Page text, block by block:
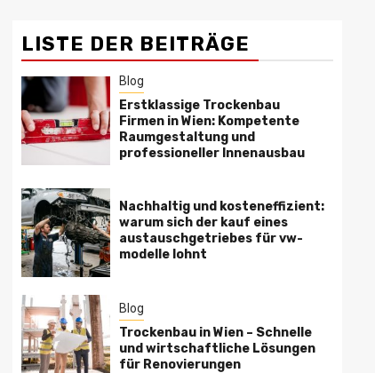
LISTE DER BEITRÄGE
Blog
Erstklassige Trockenbau
Firmen in Wien: Kompetente
Raumgestaltung und
professioneller Innenausbau
Nachhaltig und kosteneffizient:
warum sich der kauf eines
austauschgetriebes für vw-
modelle lohnt
Blog
Trockenbau in Wien – Schnelle
und wirtschaftliche Lösungen
für Renovierungen